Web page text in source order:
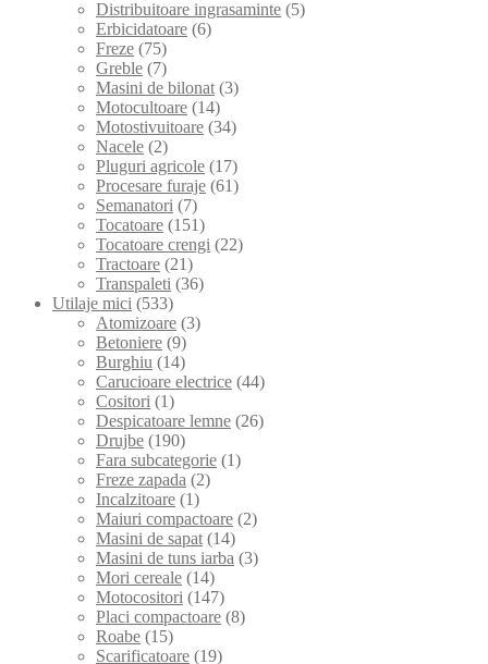
Distribuitoare ingrasaminte (5)
Erbicidatoare (6)
Freze (75)
Greble (7)
Masini de bilonat (3)
Motocultoare (14)
Motostivuitoare (34)
Nacele (2)
Pluguri agricole (17)
Procesare furaje (61)
Semanatori (7)
Tocatoare (151)
Tocatoare crengi (22)
Tractoare (21)
Transpaleti (36)
Utilaje mici (533)
Atomizoare (3)
Betoniere (9)
Burghiu (14)
Carucioare electrice (44)
Cositori (1)
Despicatoare lemne (26)
Drujbe (190)
Fara subcategorie (1)
Freze zapada (2)
Incalzitoare (1)
Maiuri compactoare (2)
Masini de sapat (14)
Masini de tuns iarba (3)
Mori cereale (14)
Motocositori (147)
Placi compactoare (8)
Roabe (15)
Scarificatoare (19)